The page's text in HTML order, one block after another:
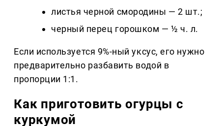
листья черной смородины — 2 шт.;
черный перец горошком — ½ ч. л.
Если используется 9%-ный уксус, его нужно
предварительно разбавить водой в
пропорции 1:1.
Как приготовить огурцы с
куркумой